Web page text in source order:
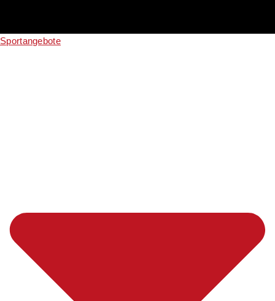
Sportangebote